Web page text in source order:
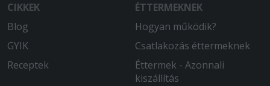
CIKKEK
Blog
GYIK
Receptek
ÉTTERMEKNEK
Hogyan működik?
Csatlakozás éttermeknek
Éttermek - Azonnali
kiszállítás